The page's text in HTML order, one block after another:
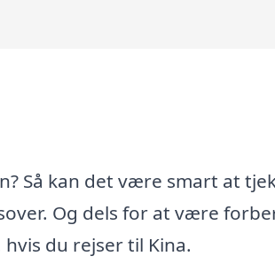
Så kan det være smart at
Og dels for at være
du rejser til Kina.